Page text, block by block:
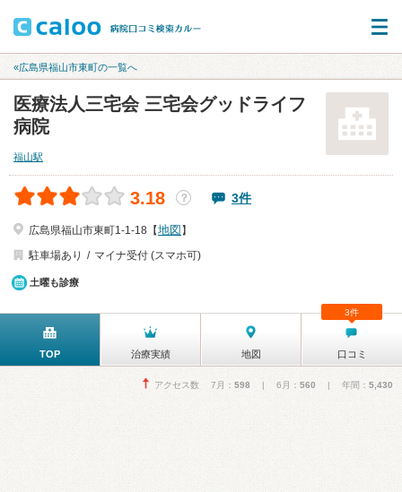
«広島県福山市東町の一覧へ
医療法人三宅会 三宅会グッドライフ
病院
福山駅
3.18 ？ 3件
広島県福山市東町1-1-18【地図 】
駐車場あり
マイナ受付 (スマホ可)
土曜も診療
TOP 治療実績 地図 口コミ
3件
アクセス数 7月： 598 | 6月： 560 | 年間： 5,430